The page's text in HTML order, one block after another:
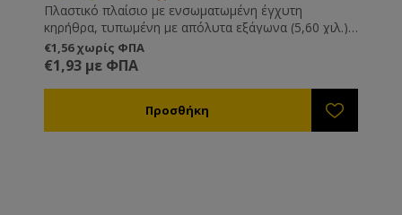
Πλαστικό πλαίσιο με ενσωματωμένη έγχυτη
κηρήθρα, τυπωμένη με απόλυτα εξάγωνα (5,60 χιλ.).
Δεν χρειάζονται πέρασμα πιρτσινιών, σύρματος και
κηρήθρας. Δεν τα πιάνει κηρόσκορος. Δεν
ξεκαρφώνουν, δεν χαλαρώνουν και δεν κρεμάνε.
μεγαλύτερες ταχύτητες χωρίς να καταστρέφεται το
πλαίσιο ή η κηρήθρα. Ιδιαίτερα χρήσιμο για σφιχτά
€1,56 χωρίς ΦΠΑ
€1,93 με ΦΠΑ